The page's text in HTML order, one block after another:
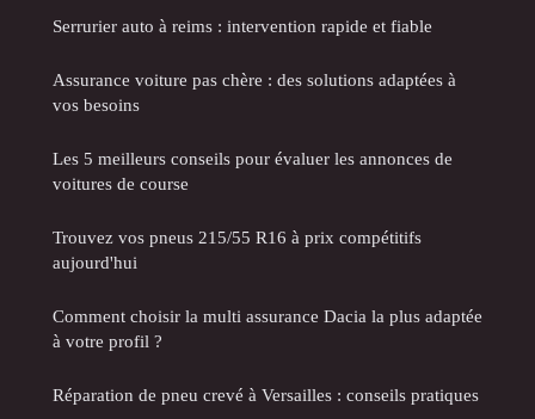
Serrurier auto à reims : intervention rapide et fiable
Assurance voiture pas chère : des solutions adaptées à
vos besoins
Les 5 meilleurs conseils pour évaluer les annonces de
voitures de course
Trouvez vos pneus 215/55 R16 à prix compétitifs
aujourd'hui
Comment choisir la multi assurance Dacia la plus adaptée
à votre profil ?
Réparation de pneu crevé à Versailles : conseils pratiques